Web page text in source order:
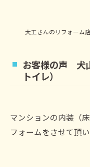
お客様の声 犬
トイレ）
マンションの内装（
フォームをさせて頂